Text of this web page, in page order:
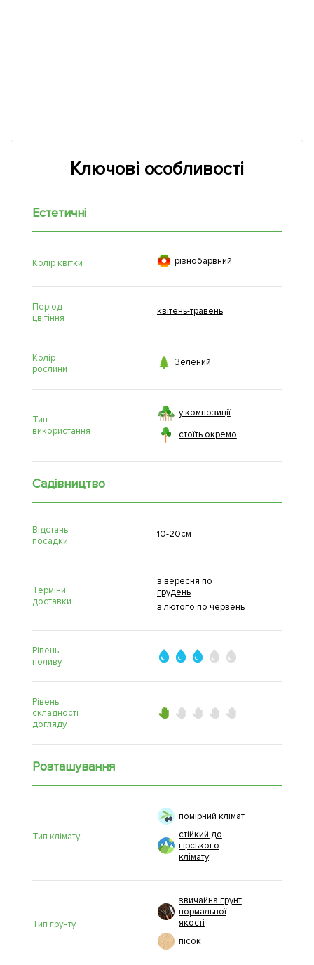
Ключові особливості
Естетичні
Колір квітки  рiзнобарвний
Період
цвітіння
квітень-травень
Колір
рослини
 Зелений
Тип
використання
у композиції
стоїть окремо
Садівництво
Відстань
посадки
10-20см
Терміни
доставки
з вересня по
грудень
з лютого по червень
Рівень
поливу
Рівень
складності
догляду
Розташування
Тип клімату
помірний клімат
стійкий до
гірського
клімату
Тип грунту
звичайна грунт
нормальної
якості
пісок